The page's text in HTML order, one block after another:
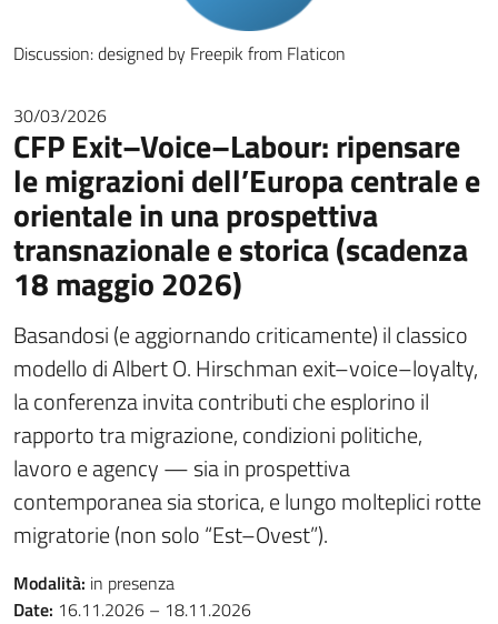
Discussion: designed by Freepik from Flaticon
30/03/2026
CFP Exit–Voice–Labour: ripensare
le migrazioni dell’Europa centrale e
orientale in una prospettiva
transnazionale e storica (scadenza
18 maggio 2026)
Basandosi (e aggiornando criticamente) il classico
modello di Albert O. Hirschman exit–voice–loyalty,
la conferenza invita contributi che esplorino il
rapporto tra migrazione, condizioni politiche,
lavoro e agency — sia in prospettiva
contemporanea sia storica, e lungo molteplici rotte
migratorie (non solo “Est–Ovest”).
Modalità: in presenza
Date: 16.11.2026 – 18.11.2026